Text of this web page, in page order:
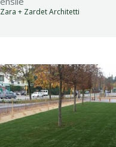
+ Zardet Architetti